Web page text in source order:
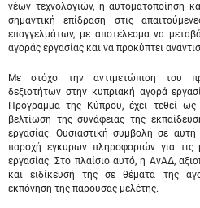
νέων τεχνολογιών, η αυτοματοποίηση
σημαντική επίδραση στις
επαγγελμάτων, με αποτέλεσμα να
αγοράς εργασίας και να προκύπτει
Με στόχο την αντιμετώπιση του
δεξιοτήτων στην κυπριακή αγορά
Πρόγραμμα της Κύπρου, έχει τεθεί ως
βελτίωση της συνάφειας της
εργασίας. Ουσιαστική συμβολή σε αυτή
παροχή έγκυρων πληροφοριών για τις
εργασίας. Στο πλαίσιο αυτό, η ΑνΑΔ,
και ειδίκευσή της σε θέματα της
εκπόνηση της παρούσας μελέτης.